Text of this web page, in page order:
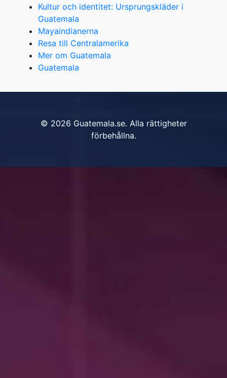
Kultur och identitet: Ursprungskläder i
Guatemala
Mayaindianerna
Resa till Centralamerika
Mer om Guatemala
Guatemala
© 2026 Guatemala.se. Alla rättigheter
förbehållna.